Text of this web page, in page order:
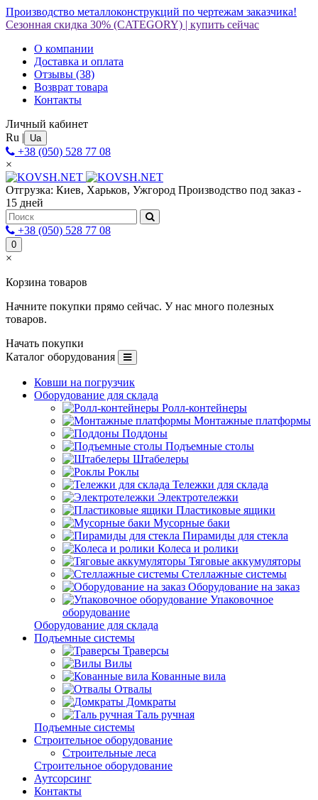
Производство металлоконструкций по чертежам заказчика!
Сезонная скидка 30% (CATEGORY) | купить сейчас
О компании
Доставка и оплата
Отзывы (38)
Возврат товара
Контакты
Личный кабинет
Ru | Ua
+38 (050) 528 77 08
×
Отгрузка: Киев, Харьков, Ужгород Производство под заказ -
15 дней
+38 (050) 528 77 08
0
×
Корзина товаров
Начните покупки прямо сейчас. У нас много полезных
товаров.
Начать покупки
Каталог оборудования
Ковши на погрузчик
Оборудование для склада
Ролл-контейнеры
Монтажные платформы
Поддоны
Подъемные столы
Штабелеры
Роклы
Тележки для склада
Электротележки
Пластиковые ящики
Мусорные баки
Пирамиды для стекла
Колеса и ролики
Тяговые аккумуляторы
Стеллажные системы
Оборудование на заказ
Упаковочное
оборудование
Оборудование для склада
Подъемные системы
Траверсы
Вилы
Кованные вила
Отвалы
Домкраты
Таль ручная
Подъемные системы
Строительное оборудование
Строительные леса
Строительное оборудование
Аутсорсинг
Контакты